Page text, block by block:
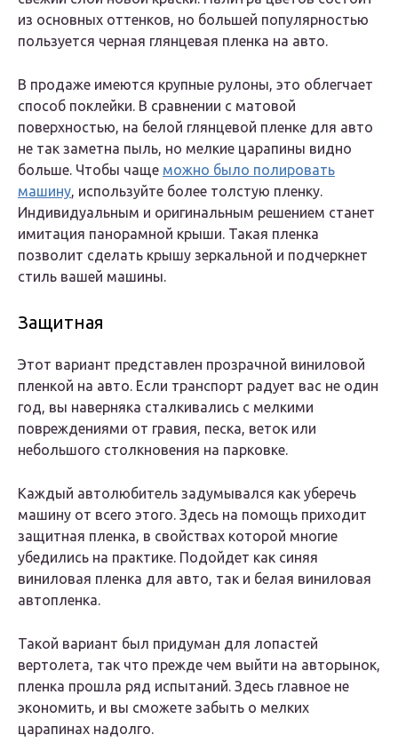
из основных оттенков, но большей популярностью
пользуется черная глянцевая пленка на авто.
В продаже имеются крупные рулоны, это облегчает
способ поклейки. В сравнении с матовой
поверхностью, на белой глянцевой пленке для авто
не так заметна пыль, но мелкие царапины видно
больше. Чтобы чаще можно было полировать
машину, используйте более толстую пленку.
Индивидуальным и оригинальным решением станет
имитация панорамной крыши. Такая пленка
позволит сделать крышу зеркальной и подчеркнет
стиль вашей машины.
Защитная
Этот вариант представлен прозрачной виниловой
пленкой на авто. Если транспорт радует вас не один
год, вы наверняка сталкивались с мелкими
повреждениями от гравия, песка, веток или
небольшого столкновения на парковке.
Каждый автолюбитель задумывался как уберечь
машину от всего этого. Здесь на помощь приходит
защитная пленка, в свойствах которой многие
убедились на практике. Подойдет как синяя
виниловая пленка для авто, так и белая виниловая
автопленка.
Такой вариант был придуман для лопастей
вертолета, так что прежде чем выйти на авторынок,
пленка прошла ряд испытаний. Здесь главное не
экономить, и вы сможете забыть о мелких
царапинах надолго.